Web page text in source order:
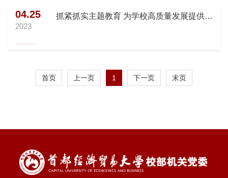
04.25
2023
抓紧抓实主题教育 为学校高质量发展提供坚
首页 上一页 1 下一页 末页